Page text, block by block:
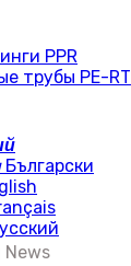
PPR
трубы PE-RT
Български